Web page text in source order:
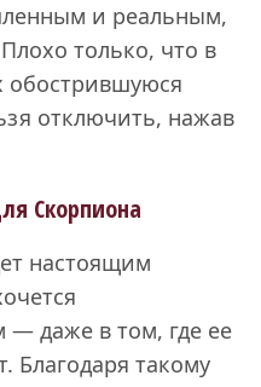
и реальным,
только, что в
обострившуюся
отключить, нажав
Скорпиона
настоящим
— даже в том, где ее
Благодаря такому